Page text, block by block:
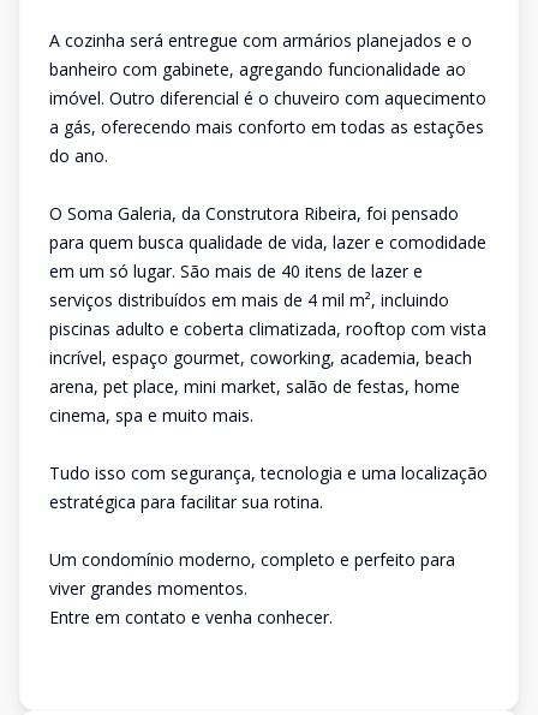
A cozinha será entregue com armários planejados e o
banheiro com gabinete, agregando funcionalidade ao
imóvel. Outro diferencial é o chuveiro com aquecimento
a gás, oferecendo mais conforto em todas as estações
do ano.
O Soma Galeria, da Construtora Ribeira, foi pensado
para quem busca qualidade de vida, lazer e comodidade
em um só lugar. São mais de 40 itens de lazer e
serviços distribuídos em mais de 4 mil m², incluindo
piscinas adulto e coberta climatizada, rooftop com vista
incrível, espaço gourmet, coworking, academia, beach
arena, pet place, mini market, salão de festas, home
cinema, spa e muito mais.
Tudo isso com segurança, tecnologia e uma localização
estratégica para facilitar sua rotina.
Um condomínio moderno, completo e perfeito para
viver grandes momentos.
Entre em contato e venha conhecer.